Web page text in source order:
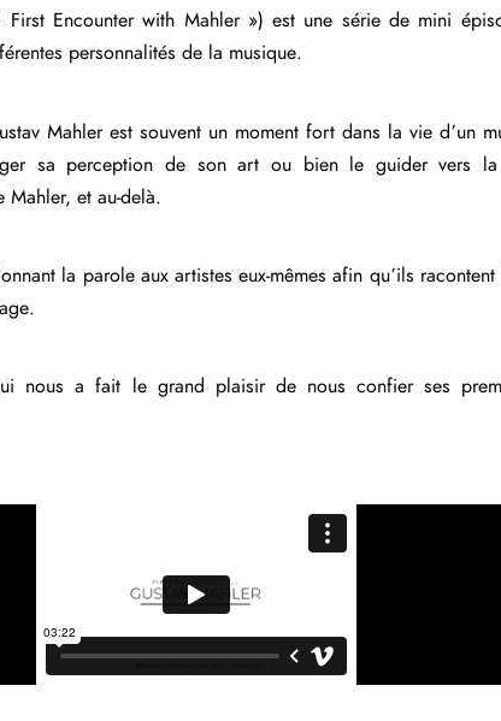
First Encounter with Mahler ») est une série de mini
personnalités de la musique.
Mahler est souvent un moment fort dans la vie d’un
sa perception de son art ou bien le guider vers la
Mahler, et au-delà.
la parole aux artistes eux-mêmes afin qu’ils
nous a fait le grand plaisir de nous confier ses